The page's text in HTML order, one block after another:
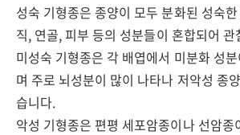
성숙 기형종은 종양이 모두 분화된 성숙
직, 연골, 피부 등의 성분들이 혼합되어 관
미성숙 기형종은 각 배엽에서 미분화 성
며 주로 뇌성분이 많이 나타나 저악성 종
습니다.
악성 기형종은 편평 세포암종이나 선암종